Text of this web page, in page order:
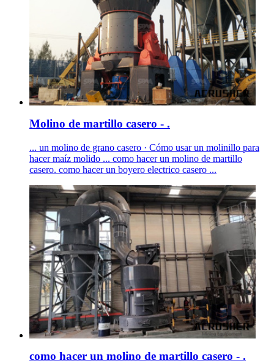
Molino de martillo casero - .
... un molino de grano casero · Cómo usar un molinillo para
hacer maíz molido ... como hacer un molino de martillo
casero. como hacer un boyero electrico casero ...
como hacer un molino de martillo casero - .